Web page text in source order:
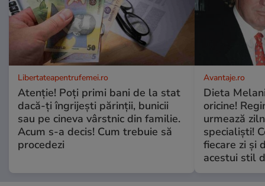
Libertateapentrufemei.ro
Atenție! Poți primi bani de la stat
dacă-ți îngrijești părinții, bunicii
sau pe cineva vârstnic din familie.
Acum s-a decis! Cum trebuie să
procedezi
Avantaje.ro
Dieta
oricine!
urmează
specialiști!
fiecare zi și
acestui stil